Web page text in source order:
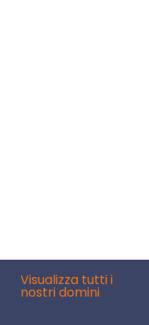
Visualizza tutti i
nostri domini